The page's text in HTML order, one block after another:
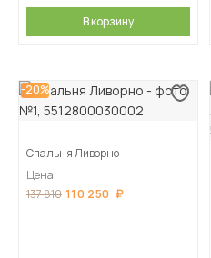
В корзину
-20%
Спальня Ливорно
Цена
137 810 110 250